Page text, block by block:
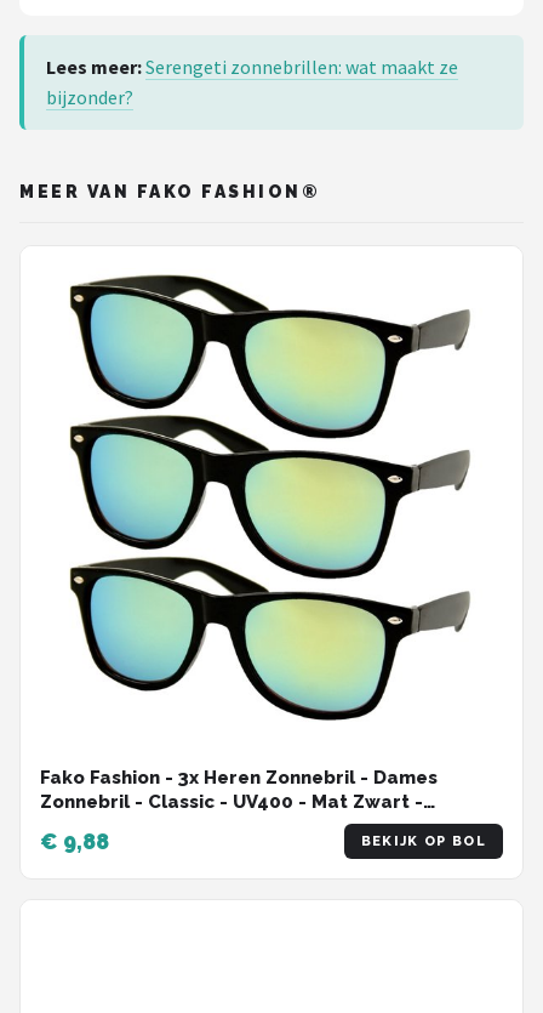
Lees meer:Serengeti zonnebrillen: wat maakt ze
bijzonder?
MEER VAN FAKO FASHION®
Fako Fashion - 3x Heren Zonnebril - Dames
Zonnebril - Classic - UV400 - Mat Zwart -
Groen/Gele Spiegelglazen - 3 Stuks
€ 9,88 BEKIJK OP BOL